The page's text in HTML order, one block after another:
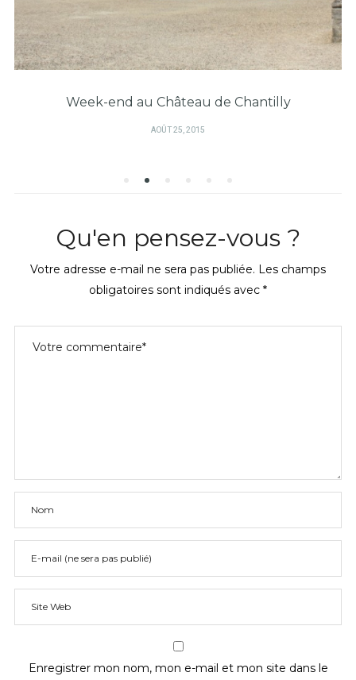
Week-end au Château de Chantilly
PUBLIÉ
AOÛT 25, 2015
Qu'en pensez-vous ?
Votre adresse e-mail ne sera pas publiée. Les champs
obligatoires sont indiqués avec *
Enregistrer mon nom, mon e-mail et mon site dans le